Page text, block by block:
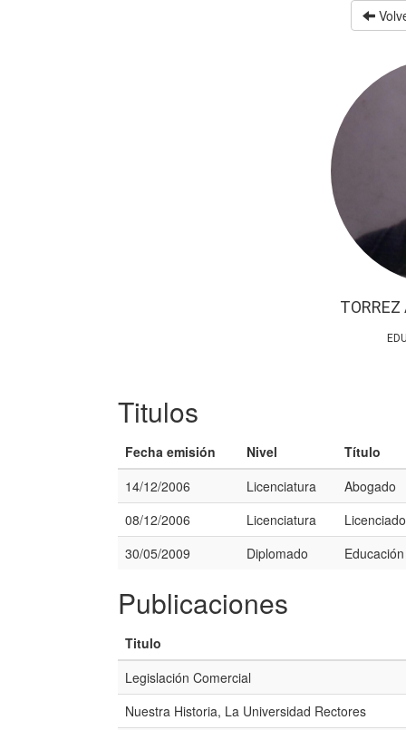
TORREZ
Titulos
Fecha emisión Nivel
Título
14/12/2006
Licenciatura
Abogado
08/12/2006
Licenciatura
30/05/2009
Diplomado
Publicaciones
Titulo
Legislación Comercial
Nuestra Historia, La Universidad Rectores